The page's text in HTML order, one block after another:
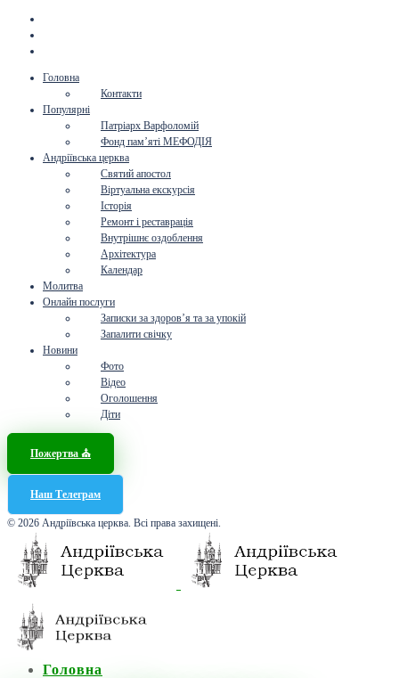
Головна
Контакти
Популярні
Патріарх Варфоломій
Фонд пам’яті МЕФОДІЯ
Андріївська церква
Святий апостол
Віртуальна екскурсія
Історія
Ремонт і реставрація
Внутрішнє оздоблення
Архітектура
Календар
Молитва
Онлайн послуги
Записки за здоров’я та за упокій
Запалити свічку
Новини
Фото
Відео
Оголошення
Діти
Пожертва ⛪️
Наш Телеграм
© 2026 Андріївська церква. Всі права захищені.
Головна